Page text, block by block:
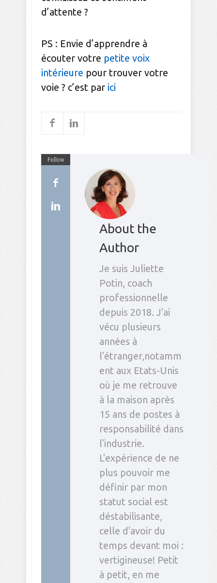
d’attente ?
PS : Envie d’apprendre à
écouter votre petite voix
intérieure pour trouver votre
voie ? c’est par ici
Follow
About the
Author
Je suis Juliette
Potin, coach
professionnelle
depuis 2018. J'ai
vécu plusieurs
années à
l'étranger,notamm
ent aux Etats-Unis
où je me retrouve
à la maison après
15 ans de postes à
responsabilité dans
l'industrie.
L'expérience de ne
plus pouvoir me
définir par mon
statut social est
déstabilisante,
celle d'avoir du
temps devant moi :
vertigineuse! Petit
à petit, en me